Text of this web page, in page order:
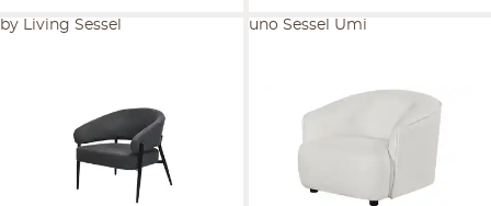
by Living Sessel uno Sessel Umi